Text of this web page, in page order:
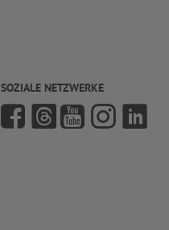
SOZIALE NETZWERKE